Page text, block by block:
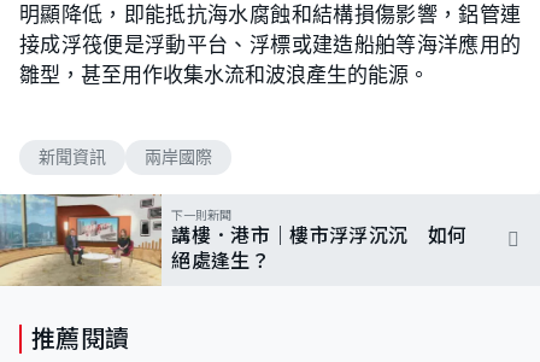
明顯降低，即能抵抗海水腐蝕和結構損傷影響，鋁管連
接成浮筏便是浮動平台、浮標或建造船舶等海洋應用的
雛型，甚至用作收集水流和波浪產生的能源。
新聞資訊 兩岸國際
下一則新聞
講樓．港市｜樓市浮浮沉沉 如何
絕處逢生？
推薦閱讀